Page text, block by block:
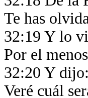
Te has
32:19 Y lo
Por el
32:20 Y
Veré cuál